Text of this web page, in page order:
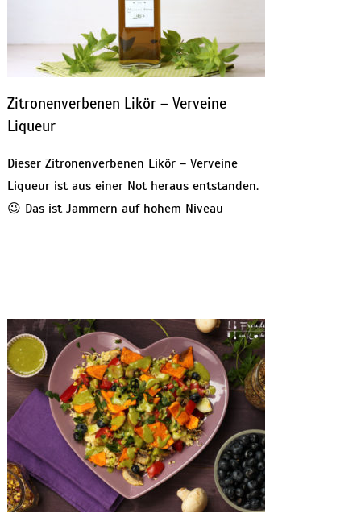
Zitronenverbenen Likör – Verveine
Liqueur
Dieser Zitronenverbenen Likör – Verveine
Liqueur ist aus einer Not heraus entstanden.
😉 Das ist Jammern auf hohem Niveau